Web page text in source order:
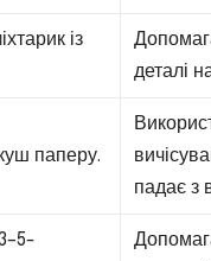
із
деталі
паперу.
падає з